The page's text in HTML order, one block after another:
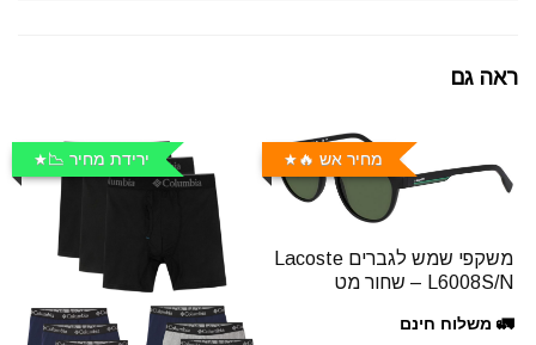
ראה גם
מחיר אש 🔥
משקפי שמש לגברים Lacoste
L6008S/N – שחור מט
🚛 משלוח חינם
ירידת מחיר 📉